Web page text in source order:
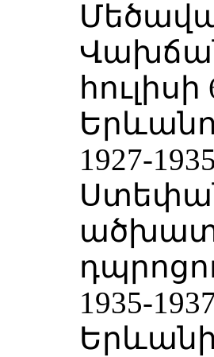
հուլիսի
1927-
1935-